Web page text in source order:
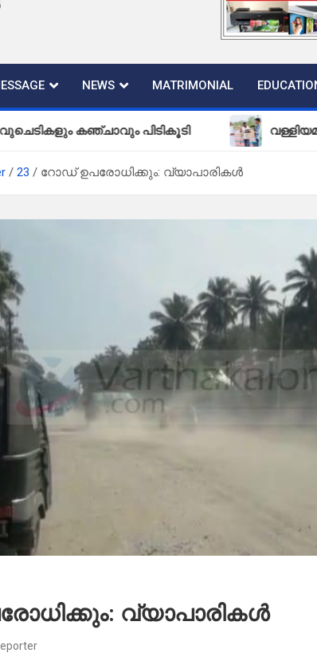
NEWS MATRIMONIAL
കഞ്ചാവും പിടികൂടി വള്ളിയമ്മ –
23 റോഡ് ഉപരോധിക്കും: വ്യാപാരികൾ
വ്യാപാരികൾ